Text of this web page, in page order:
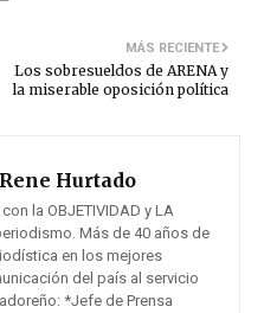
MÁS RECIENTE
Los sobresueldos de ARENA y
la miserable oposición política
Rene Hurtado
la OBJETIVIDAD y LA
Más de 40 años de
en los mejores
del país al servicio
*Jefe de Prensa